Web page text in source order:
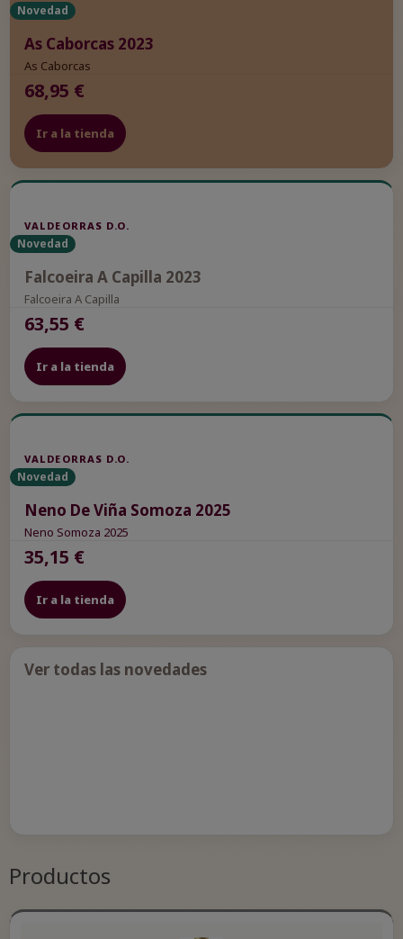
Novedad
As Caborcas 2023
As Caborcas
68,95 €
Ir a la tienda
VALDEORRAS D.O.
Novedad
Falcoeira A Capilla 2023
Falcoeira A Capilla
63,55 €
Ir a la tienda
VALDEORRAS D.O.
Novedad
Neno De Viña Somoza 2025
Neno Somoza 2025
35,15 €
Ir a la tienda
Ver todas las novedades
Productos